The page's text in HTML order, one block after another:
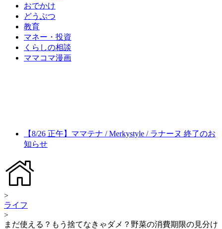
おでかけ
どうぶつ
教育
マネー・投資
くらしの相談
ママコマ漫画
【8/26 正午】ママテナ / Merkystyle / ラナーヌ 終了のお
知らせ
>
ライフ
>
まだ使える？もう捨てなきゃダメ？野菜の消費期限の見分け